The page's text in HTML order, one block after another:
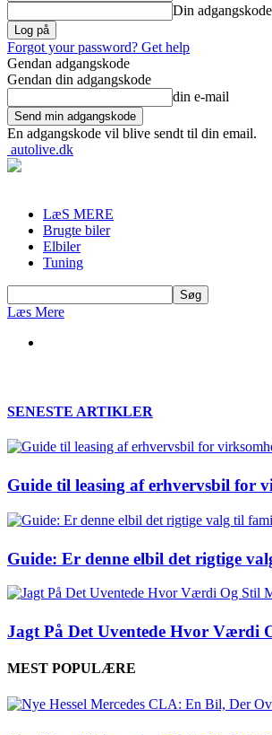
Din adgangskode
Forgot your password? Get help
Gendan adgangskode
Gendan din adgangskode
din e-mail
En adgangskode vil blive sendt til din email.
autolive.dk
LæS MERE
Brugte biler
Elbiler
Tuning
Læs Mere
SENESTE ARTIKLER
Guide til leasing af erhvervsbil for
Guide: Er denne elbil det rigtige
Jagt På Det Uventede Hvor Værdi
MEST POPULÆRE